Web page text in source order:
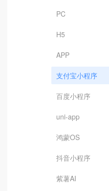
PC
H5
APP
支付宝小程序
百度小程序
uni-app
鸿蒙OS
抖音小程序
紫薯AI